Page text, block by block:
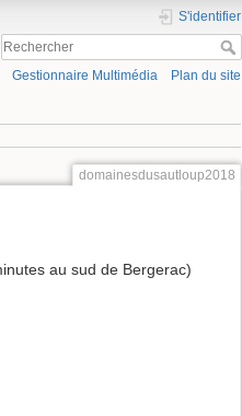
S'identifier
Gestionnaire Multimédia Plan du site
domainesdusautloup2018
au sud de Bergerac)